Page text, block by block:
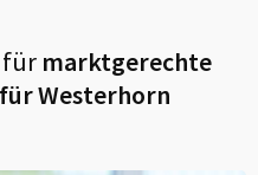
fürmarktgerechte
Westerhorn